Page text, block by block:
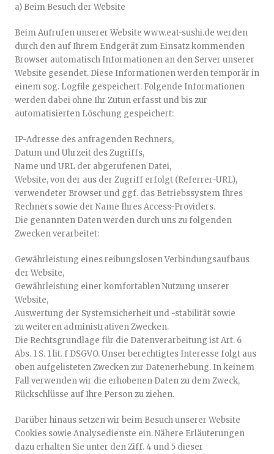
a) Beim Besuch der Website
Beim Aufrufen unserer Website www.eat-sushi.de werden
durch den auf Ihrem Endgerät zum Einsatz kommenden
Browser automatisch Informationen an den Server unserer
Website gesendet. Diese Informationen werden temporär in
einem sog. Logfile gespeichert. Folgende Informationen
werden dabei ohne Ihr Zutun erfasst und bis zur
automatisierten Löschung gespeichert:
IP-Adresse des anfragenden Rechners,
Datum und Uhrzeit des Zugriffs,
Name und URL der abgerufenen Datei,
Website, von der aus der Zugriff erfolgt (Referrer-URL),
verwendeter Browser und ggf. das Betriebssystem Ihres
Rechners sowie der Name Ihres Access-Providers.
Die genannten Daten werden durch uns zu folgenden
Zwecken verarbeitet:
Gewährleistung eines reibungslosen Verbindungsaufbaus
der Website,
Gewährleistung einer komfortablen Nutzung unserer
Website,
Auswertung der Systemsicherheit und -stabilität sowie
zu weiteren administrativen Zwecken.
Die Rechtsgrundlage für die Datenverarbeitung ist Art. 6
Abs. 1 S. 1 lit. f DSGVO. Unser berechtigtes Interesse folgt aus
oben aufgelisteten Zwecken zur Datenerhebung. In keinem
Fall verwenden wir die erhobenen Daten zu dem Zweck,
Rückschlüsse auf Ihre Person zu ziehen.
Darüber hinaus setzen wir beim Besuch unserer Website
Cookies sowie Analysedienste ein. Nähere Erläuterungen
dazu erhalten Sie unter den Ziff. 4 und 5 dieser